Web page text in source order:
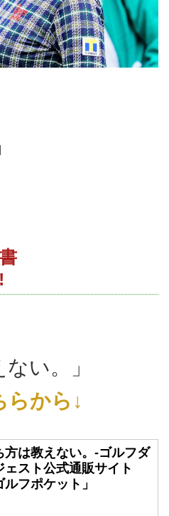
い。」
らから↓
方は教えない。-ゴルフダ
ェスト公式通販サイト
ルフポケット」